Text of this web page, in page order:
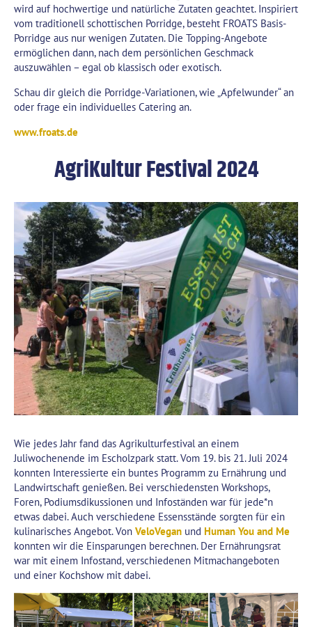
wird auf hochwertige und natürliche Zutaten geachtet. Inspiriert
vom traditionell schottischen Porridge, besteht FROATS Basis-
Porridge aus nur wenigen Zutaten. Die Topping-Angebote
ermöglichen dann, nach dem persönlichen Geschmack
auszuwählen – egal ob klassisch oder exotisch.
Schau dir gleich die Porridge-Variationen, wie „Apfelwunder“ an
oder frage ein individuelles Catering an.
www.froats.de
AgriKultur Festival 2024
Wie jedes Jahr fand das Agrikulturfestival an einem
Juliwochenende im Escholzpark statt. Vom 19. bis 21. Juli 2024
konnten Interessierte ein buntes Programm zu Ernährung und
Landwirtschaft genießen. Bei verschiedensten Workshops,
Foren, Podiumsdikussionen und Infoständen war für jede*n
etwas dabei. Auch verschiedene Essensstände sorgten für ein
kulinarisches Angebot. Von VeloVegan und Human You and Me
konnten wir die Einsparungen berechnen. Der Ernährungsrat
war mit einem Infostand, verschiedenen Mitmachangeboten
und einer Kochshow mit dabei.